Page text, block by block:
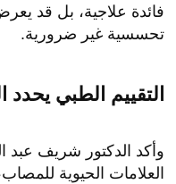
فائدة علاجية، بل قد
تحسسية غير ضرورية.
التقييم الطبي يحدد
وأكد الدكتور شريف عبد
العلامات الحيوية